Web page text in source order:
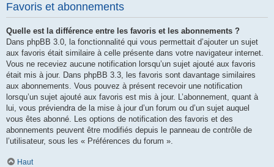
Favoris et abonnements
Quelle est la différence entre les favoris et les abonnements ?
Dans phpBB 3.0, la fonctionnalité qui vous permettait d’ajouter un sujet
aux favoris était similaire à celle présente dans votre navigateur internet.
Vous ne receviez aucune notification lorsqu’un sujet ajouté aux favoris
était mis à jour. Dans phpBB 3.3, les favoris sont davantage similaires
aux abonnements. Vous pouvez à présent recevoir une notification
lorsqu’un sujet ajouté aux favoris est mis à jour. L’abonnement, quant à
lui, vous préviendra de la mise à jour d’un forum ou d’un sujet auquel
vous êtes abonné. Les options de notification des favoris et des
abonnements peuvent être modifiés depuis le panneau de contrôle de
l’utilisateur, sous les « Préférences du forum ».
Haut